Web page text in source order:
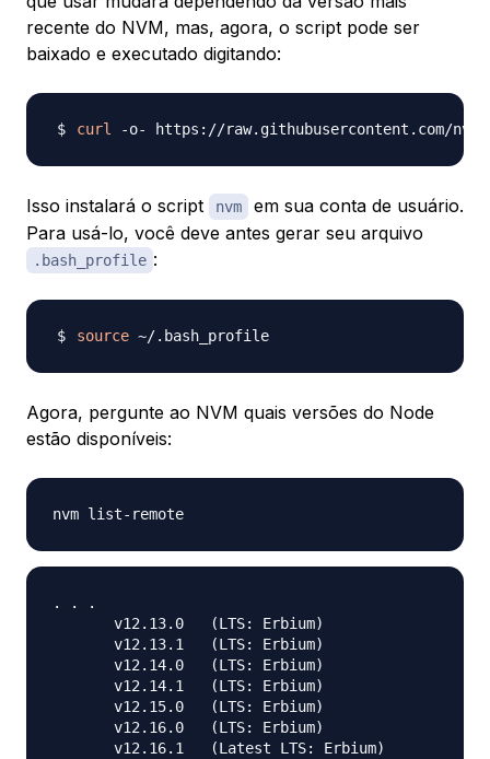
recente do NVM, mas, agora, o script pode ser
baixado e executado digitando:
curl -o- https://raw.githubusercontent.com/
Isso instalará o script nvm
em sua conta de usuário.
Para usá-lo, você deve antes gerar seu arquivo
.bash_profile :
source
Agora, pergunte ao NVM quais versões do Node
estão disponíveis:
. . .
       v12.13.0   (LTS: Erbium)
       v12.13.1   (LTS: Erbium)
       v12.14.0   (LTS: Erbium)
       v12.14.1   (LTS: Erbium)
       v12.15.0   (LTS: Erbium)
       v12.16.0   (LTS: Erbium)
       v12.16.1   (Latest LTS: Erbium)